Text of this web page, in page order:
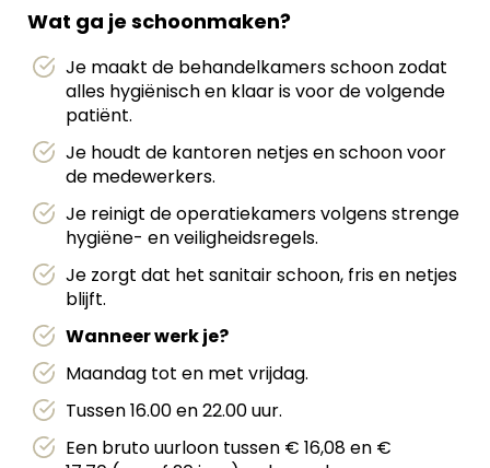
Wat ga je schoonmaken?
Je maakt de behandelkamers schoon zodat
alles hygiënisch en klaar is voor de volgende
patiënt.
Je houdt de kantoren netjes en schoon voor
de medewerkers.
Je reinigt de operatiekamers volgens strenge
hygiëne- en veiligheidsregels.
Je zorgt dat het sanitair schoon, fris en netjes
blijft.
Wanneer werk je?
Maandag tot en met vrijdag.
Tussen 16.00 en 22.00 uur.
Een bruto uurloon tussen € 16,08 en €